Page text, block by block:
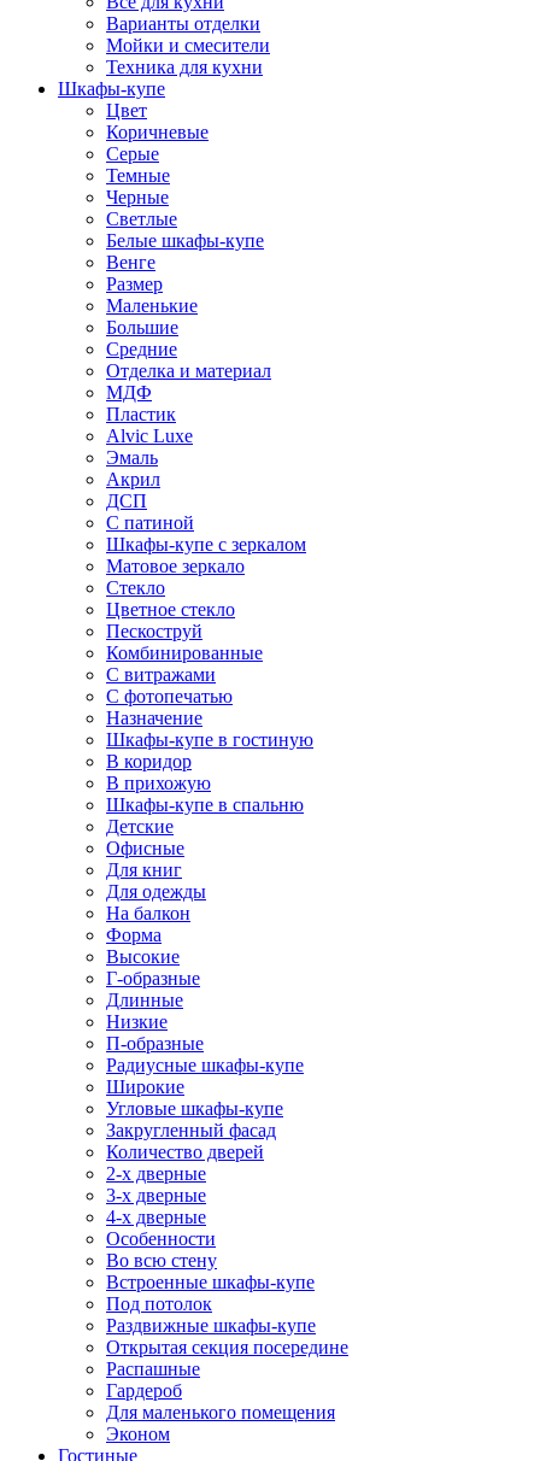
Варианты отделки
Мойки и смесители
Техника для кухни
Шкафы-купе
Цвет
Коричневые
Серые
Темные
Черные
Светлые
Белые шкафы-купе
Венге
Размер
Маленькие
Большие
Средние
Отделка и материал
МДФ
Пластик
Alvic Luxe
Эмаль
Акрил
ДСП
С патиной
Шкафы-купе с зеркалом
Матовое зеркало
Стекло
Цветное стекло
Пескоструй
Комбинированные
С витражами
С фотопечатью
Назначение
Шкафы-купе в гостиную
В коридор
В прихожую
Шкафы-купе в спальню
Детские
Офисные
Для книг
Для одежды
На балкон
Форма
Высокие
Г-образные
Длинные
Низкие
П-образные
Радиусные шкафы-купе
Широкие
Угловые шкафы-купе
Закругленный фасад
Количество дверей
2-х дверные
3-х дверные
4-х дверные
Особенности
Во всю стену
Встроенные шкафы-купе
Под потолок
Раздвижные шкафы-купе
Открытая секция посередине
Распашные
Гардероб
Для маленького помещения
Эконом
Гостиные